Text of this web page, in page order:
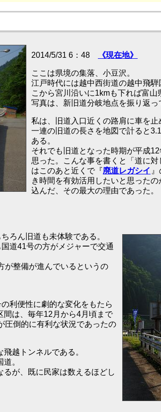
2014/5/31 6：48 《現在地》
ここは県境の集落、小豆沢。
江戸時代には越中西街道の越中飛
こから宮川沿いに1kmも下れば富山
写真は、新旧道分岐地点を振り返っ
私は、旧道入口近くの路肩に車を止
一連の旧道の長さを地図で計ると
ある。
それでも旧道となった時期が平成
思った。こんな事を書くと「道に
はこのあと近くで『廃道レガシイ
き時間を有効活用したいと思った
込んだ、その最大の理由であった。
ろん旧道も未体験である。
道41号の方がメジャーで交通
が整備が進んでいるというの
利便性に劇的な変化をもたら
間は、毎年12月から4月頃まで
圧倒的に有利な状況であったの
越トンネルである。
。
るが、既に民家は数えるほどし